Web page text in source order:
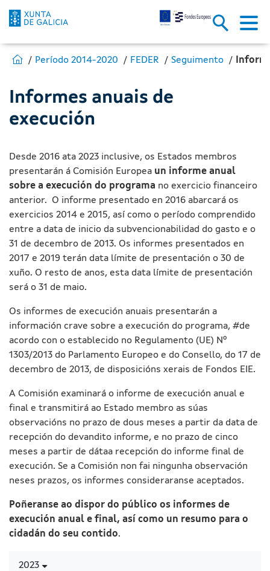
Informes anuais de execución
Skip to Main Content
Estás en:
Ir para Fondos Europeos
Período 2014-2020 FEDER Seguimento
Informes anuais de
execución
Desde 2016 ata 2023 inclusive, os Estados membros
presentarán á Comisión Europea un informe anual
sobre a execución do programa no exercicio financeiro
anterior. O informe presentado en 2016 abarcará os
exercicios 2014 e 2015, así como o período comprendido
entre a data de inicio da subvencionabilidad do gasto e o
31 de decembro de 2013. Os informes presentados en
2017 e 2019 terán data límite de presentación o 30 de
xuño. O resto de anos, esta data límite de presentación
será o 31 de maio.
Os informes de execución anuais presentarán a
información crave sobre a execución do programa, #de
acordo con o establecido no Regulamento (UE) Nº
1303/2013 do Parlamento Europeo e do Consello, do 17 de
decembro de 2013, de disposicións xerais de Fondos EIE.
A Comisión examinará o informe de execución anual e
final e transmitirá ao Estado membro as súas
observacións no prazo de dous meses a partir da data de
recepción do devandito informe, e no prazo de cinco
meses a partir de dátaa recepción do informe final de
execución. Se a Comisión non fai ningunha observación
neses prazos, os informes consideraranse aceptados.
Poñeranse ao dispor do público os informes de
execución anual e final, así como un resumo para o
cidadán do seu contido.
2023